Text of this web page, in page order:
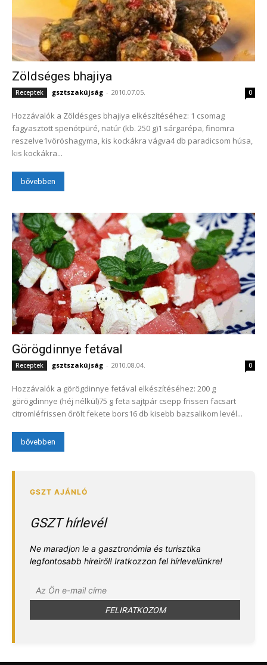
Zöldséges bhajiya
Receptek gsztszakújság - 2010.07.05. 0
Hozzávalók a Zöldésges bhajiya elkészítéséhez: 1 csomag
fagyasztott spenótpüré, natúr (kb. 250 g)1 sárgarépa, finomra
reszelve1vöröshagyma, kis kockákra vágva4 db paradicsom húsa,
kis kockákra...
bővebben
Görögdinnye fetával
Receptek gsztszakújság - 2010.08.04. 0
Hozzávalók a görögdinnye fetával elkészítéséhez: 200 g
görögdinnye (héj nélkül)75 g feta sajtpár csepp frissen facsart
citromléfrissen őrölt fekete bors16 db kisebb bazsalikom levél...
bővebben
GSZT hírlevél
Ne maradjon le a gasztronómia és turisztika
legfontosabb híreiről! Iratkozzon fel hírlevelünkre!